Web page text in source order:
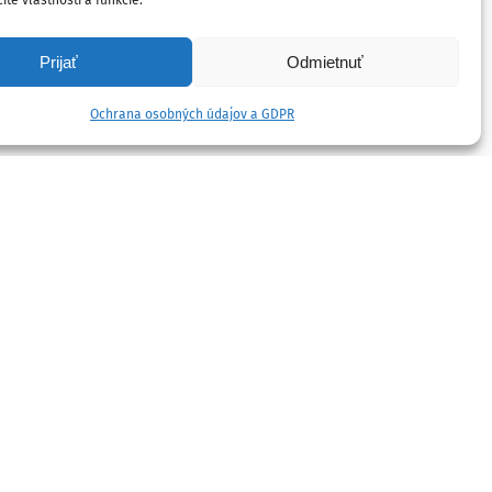
Prijať Odmietnuť
Ochrana osobných údajov a GDPR